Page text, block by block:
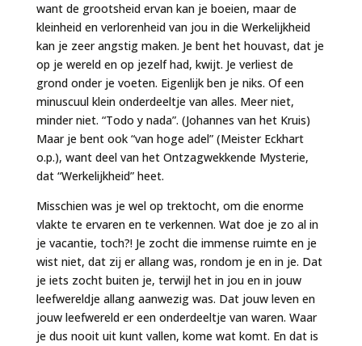
want de grootsheid ervan kan je boeien, maar de
kleinheid en verlorenheid van jou in die Werkelijkheid
kan je zeer angstig maken. Je bent het houvast, dat je
op je wereld en op jezelf had, kwijt. Je verliest de
grond onder je voeten. Eigenlijk ben je niks. Of een
minuscuul klein onderdeeltje van alles. Meer niet,
minder niet. “Todo y nada”. (Johannes van het Kruis)
Maar je bent ook “van hoge adel” (Meister Eckhart
o.p.), want deel van het Ontzagwekkende Mysterie,
dat “Werkelijkheid” heet.
Misschien was je wel op trektocht, om die enorme
vlakte te ervaren en te verkennen. Wat doe je zo al in
je vacantie, toch?! Je zocht die immense ruimte en je
wist niet, dat zij er allang was, rondom je en in je. Dat
je iets zocht buiten je, terwijl het in jou en in jouw
leefwereldje allang aanwezig was. Dat jouw leven en
jouw leefwereld er een onderdeeltje van waren. Waar
je dus nooit uit kunt vallen, kome wat komt. En dat is